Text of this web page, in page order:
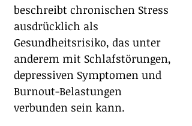
beschreibt chronischen Stress
ausdrücklich als
Gesundheitsrisiko, das unter
anderem mit Schlafstörungen,
depressiven Symptomen und
Burnout-Belastungen
verbunden sein kann.